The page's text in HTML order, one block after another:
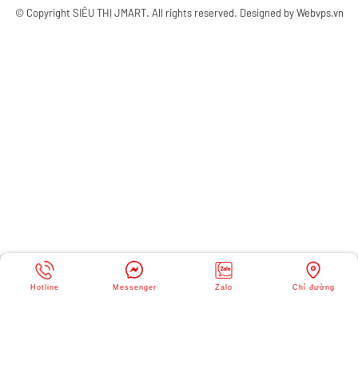
© Copyright SIÊU THỊ JMART. All rights reserved. Designed byWebvps.vn
Hotline Messenger Zalo Chỉ đường